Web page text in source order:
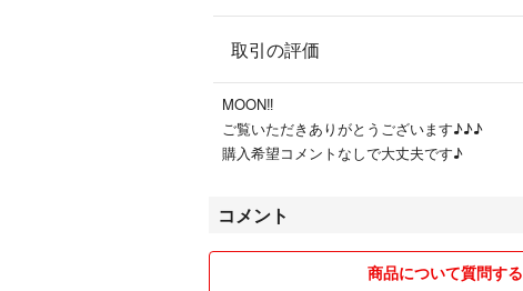
取引の評価
MOON‼︎
ご覧いただきありがとうございます♪♪♪
購入希望コメントなしで大丈夫です♪
コメント
商品について質問する